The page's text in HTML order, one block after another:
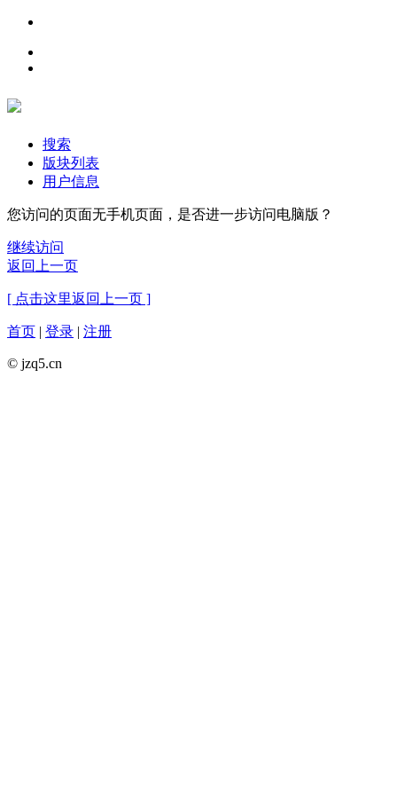
搜索
版块列表
用户信息
您访问的页面无手机页面，是否进一步访问电脑版？
继续访问
返回上一页
[ 点击这里返回上一页 ]
首页 | 登录 | 注册
© jzq5.cn